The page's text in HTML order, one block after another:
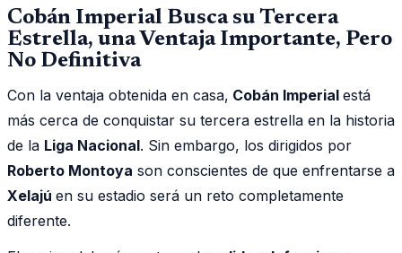
Cobán Imperial Busca su Tercera
Estrella, una Ventaja Importante, Pero
No Definitiva
Con la ventaja obtenida en casa, Cobán Imperial está
más cerca de conquistar su tercera estrella en la historia
de la Liga Nacional. Sin embargo, los dirigidos por
Roberto Montoya son conscientes de que enfrentarse a
Xelajú en su estadio será un reto completamente
diferente.